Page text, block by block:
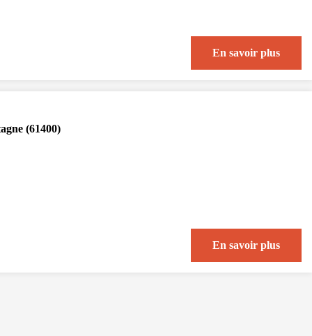
En savoir plus
(61400)
En savoir plus